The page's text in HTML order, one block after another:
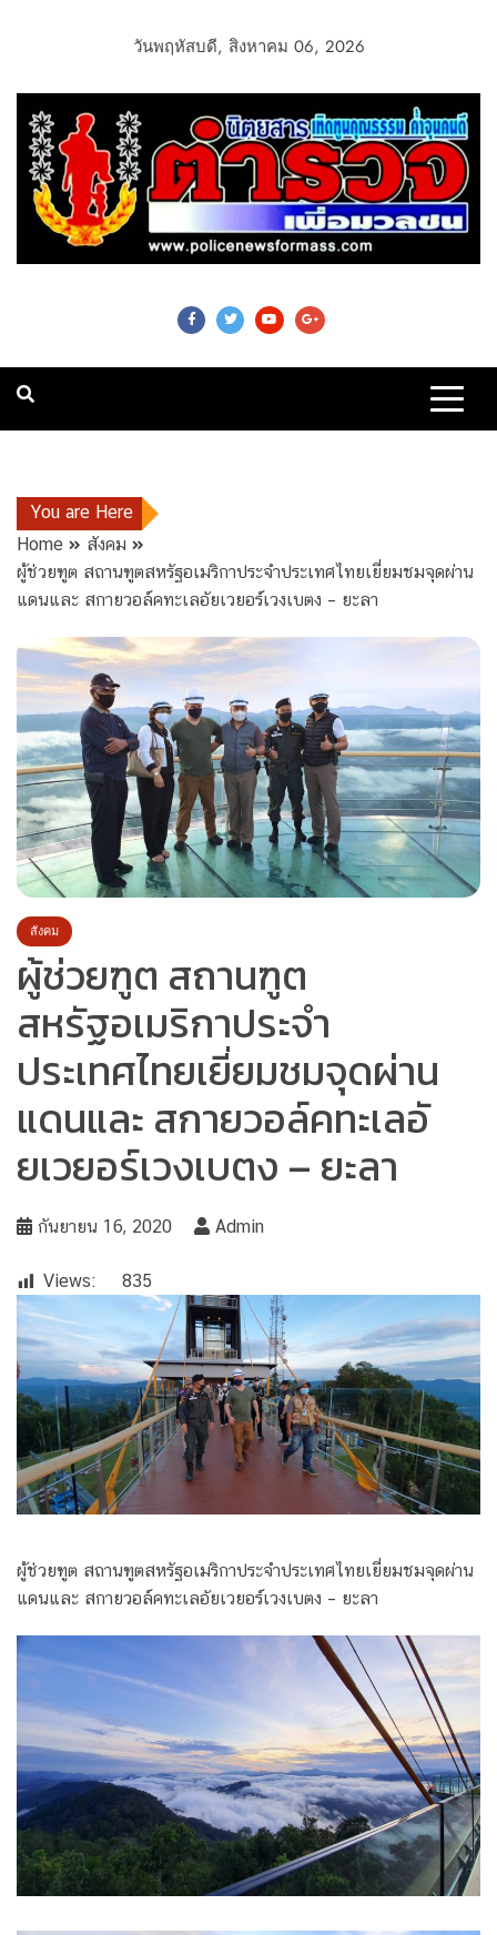
วันพฤหัสบดี, สิงหาคม 06, 2026
Police News For
Mass
You are Here
Home
สังคม
ผู้ช่วยฑูต สถานฑูตสหรัฐอเมริกาประจำประเทศไทยเยี่ยมชมจุดผ่าน
แดนและ สกายวอล์คทะเลอัยเวยอร์เวงเบตง – ยะลา
สังคม
ผู้ช่วยฑูต สถานฑูต
สหรัฐอเมริกาประจำ
ประเทศไทยเยี่ยมชมจุดผ่าน
แดนและ สกายวอล์คทะเลอั
ยเวยอร์เวงเบตง – ยะลา
กันยายน 16, 2020 Admin
Views: 835
ผู้ช่วยฑูต สถานฑูตสหรัฐอเมริกาประจำประเทศไทยเยี่ยมชมจุดผ่าน
แดนและ สกายวอล์คทะเลอัยเวยอร์เวงเบตง – ยะลา